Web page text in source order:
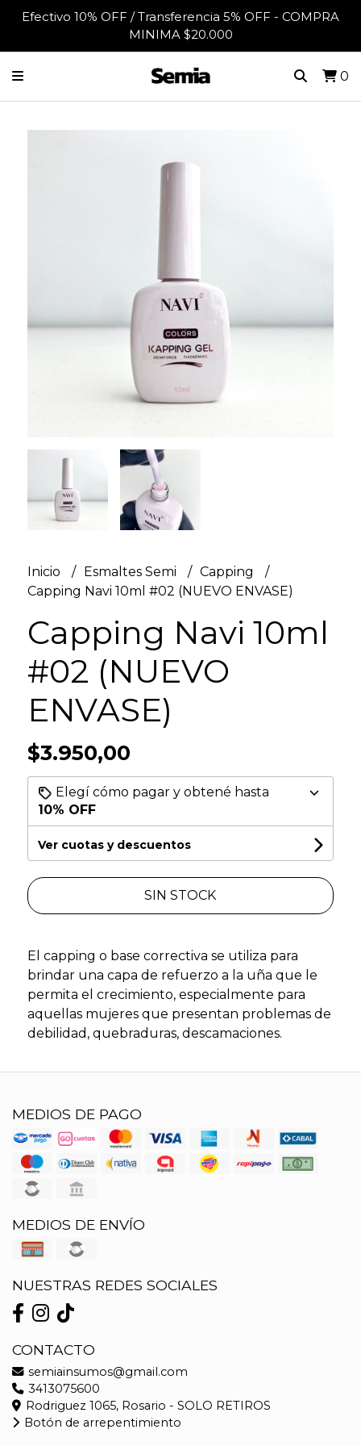
Efectivo 10% OFF / Transferencia 5% OFF - COMPRA
MINIMA $20.000
0
Inicio Esmaltes Semi
Capping
Capping Navi 10ml #02 (NUEVO ENVASE)
Capping Navi 10ml
#02 (NUEVO
ENVASE)
$3.950,00
Elegí cómo pagar y obtené hasta
10% OFF
Ver cuotas y descuentos
SIN STOCK
El capping o base correctiva se utiliza para
brindar una capa de refuerzo a la uña que le
permita el crecimiento, especialmente para
aquellas mujeres que presentan problemas de
debilidad, quebraduras, descamaciones.
MEDIOS DE PAGO
MEDIOS DE ENVÍO
NUESTRAS REDES SOCIALES
CONTACTO
semiainsumos@gmail.com
3413075600
Rodriguez 1065, Rosario - SOLO RETIROS
Botón de arrepentimiento